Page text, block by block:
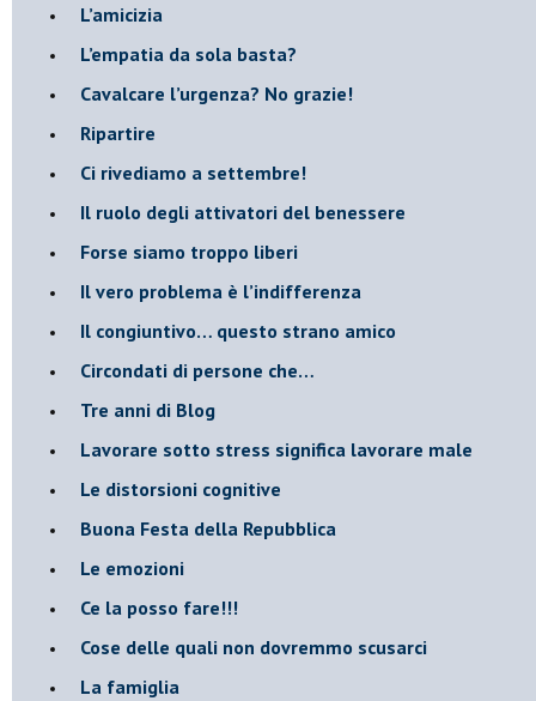
​L’amicizia
​L’empatia da sola basta?
​Cavalcare l’urgenza? No grazie!
Ripartire
​Ci rivediamo a settembre!
​Il ruolo degli attivatori del benessere
​Forse siamo troppo liberi
​Il vero problema è l’indifferenza
​Il congiuntivo… questo strano amico
​Circondati di persone che…
​Tre anni di Blog
​Lavorare sotto stress significa lavorare male
​Le distorsioni cognitive
​Buona Festa della Repubblica
Le emozioni
​Ce la posso fare!!!
​Cose delle quali non dovremmo scusarci
​La famiglia